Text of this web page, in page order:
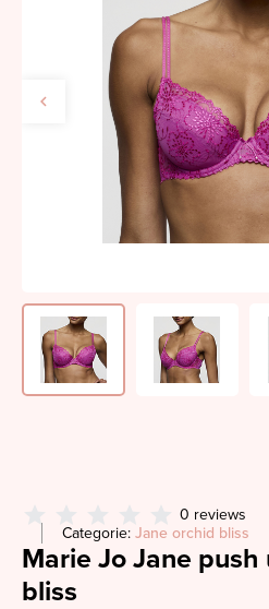
0 reviews
Categorie: Jane orchid bliss
Marie Jo Jane push
bliss